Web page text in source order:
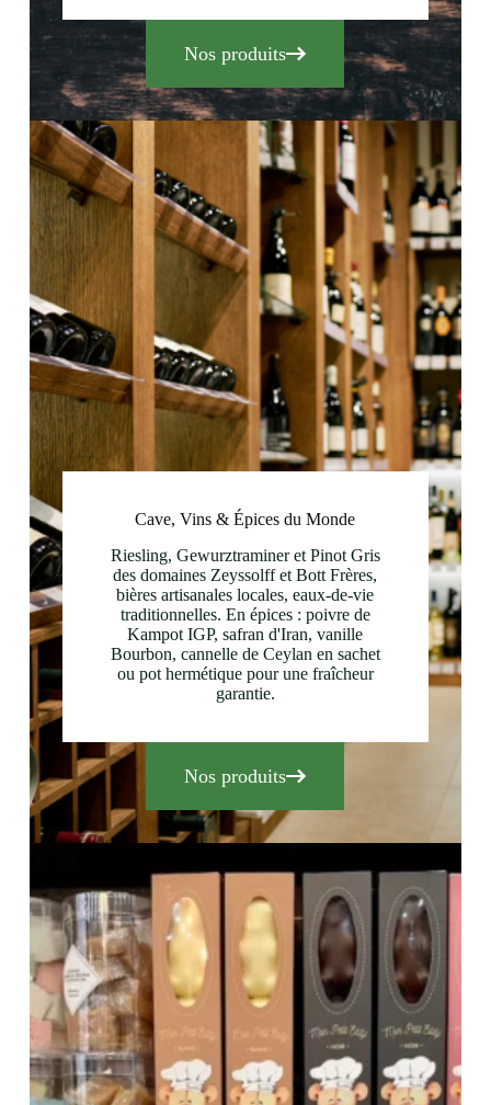
Nos produits
Cave, Vins & Épices du Monde
Riesling, Gewurztraminer et Pinot Gris
des domaines Zeyssolff et Bott Frères,
bières artisanales locales, eaux-de-vie
traditionnelles. En épices : poivre de
Kampot IGP, safran d'Iran, vanille
Bourbon, cannelle de Ceylan en sachet
ou pot hermétique pour une fraîcheur
garantie.
Nos produits